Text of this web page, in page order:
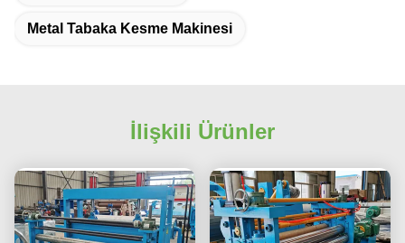
Metal Tabaka Kesme Makinesi
İlişkili Ürünler